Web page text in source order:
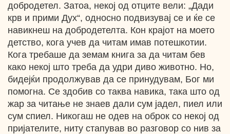
добродетел. Затоа, некој од отците вели: „Дади
крв и прими Дух“, односно подвизувај се и ќе се
навикнеш на добродетелта. Кон крајот на моето
детство, кога учев да читам имав потешкотии.
Кога требаше да земам книга за да читам бев
како некој што треба да удри диво животно. Но,
бидејќи продолжував да се принудувам, Бог ми
помогна. Се здобив со таква навика, така што од
жар за читање не знаев дали сум јадел, пиел или
сум спиел. Никогаш не одев на оброк со некој од
пријателите, ниту стапував во разговор со нив за